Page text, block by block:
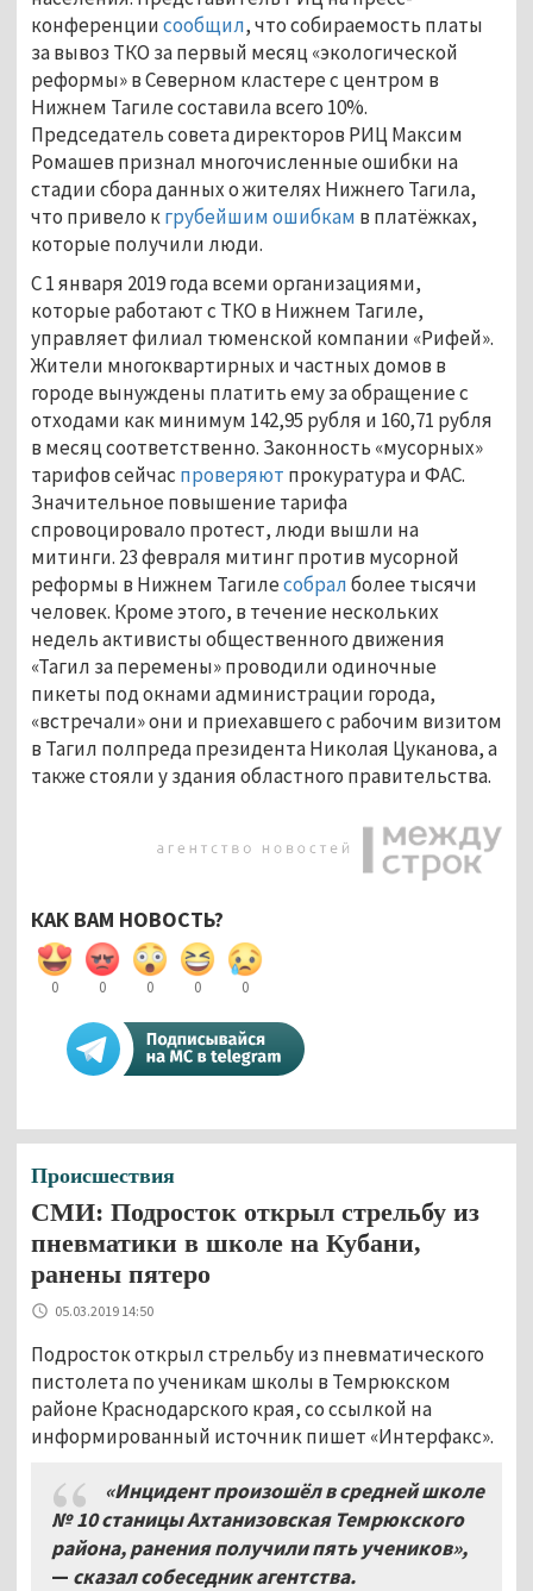
конференциисообщил, что собираемость платы
за вывоз ТКО за первый месяц «экологической
реформы» в Северном кластере с центром в
Нижнем Тагиле составила всего 10%.
Председатель совета директоров РИЦ Максим
Ромашев признал многочисленные ошибки на
стадии сбора данных о жителях Нижнего Тагила,
что привело кгрубейшим ошибкам в платёжках,
которые получили люди.
С 1 января 2019 года всеми организациями,
которые работают с ТКО в Нижнем Тагиле,
управляет филиал тюменской компании «Рифей».
Жители многоквартирных и частных домов в
городе вынуждены платить ему за обращение с
отходами как минимум 142,95 рубля и 160,71 рубля
в месяц соответственно. Законность «мусорных»
тарифов сейчас проверяют прокуратура и ФАС.
Значительное повышение тарифа
спровоцировало протест, люди вышли на
митинги. 23 февраля митинг против мусорной
реформы в Нижнем Тагилесобралболее тысячи
человек. Кроме этого, в течение нескольких
недель активисты общественного движения
«Тагил за перемены» проводили одиночные
пикеты под окнами администрации города,
«встречали» они и приехавшего с рабочим визитом
в Тагил полпреда президента Николая Цуканова, а
также стояли у здания областного правительства.
КАК ВАМ НОВОСТЬ?
0 0 0 0 0
Происшествия
СМИ: Подросток открыл стрельбу из
пневматики в школе на Кубани,
ранены пятеро
05.03.2019 14:50
Подросток открыл стрельбу из пневматического
пистолета по ученикам школы в Темрюкском
районе Краснодарского края, со ссылкой на
информированный источник пишет «Интерфакс».
«Инцидент произошёл в средней школе
№ 10 станицы Ахтанизовская Темрюкского
района, ранения получили пять учеников»,
— сказал собеседник агентства.